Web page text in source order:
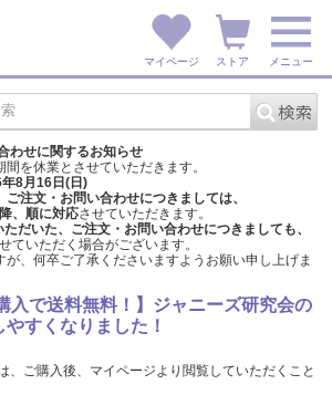
マイページ ストア メニュー
わせに関するお知らせ
を休業とさせていただきます。
8月16日(日)
注文・お問い合わせにつきましては、
、順に対応させていただきます。
だいた、ご注文・ お問い合わせにつきましても、
ていただく場合がございます。
、 何卒ご了承くださいますようお願い申し上げま
入で送料無料！】ジャニーズ研究会の
すくなりました！
、ご購入後、マイページより閲覧していただくこと